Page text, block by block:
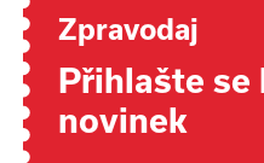
Zpravodaj
Přihlašte se
novinek